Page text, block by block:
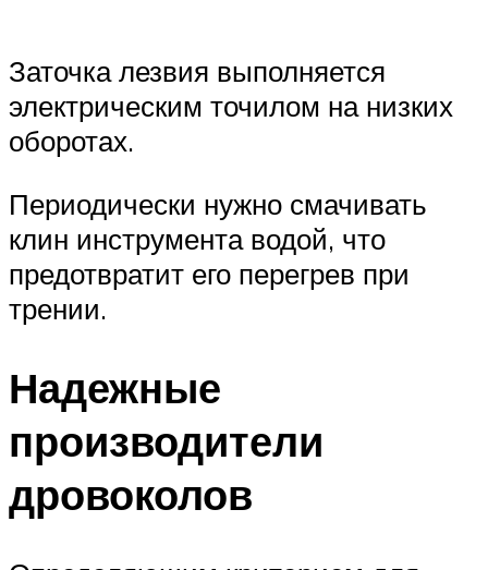
Заточка лезвия выполняется
электрическим точилом на низких
оборотах.
Периодически нужно смачивать
клин инструмента водой, что
предотвратит его перегрев при
трении.
Надежные
производители
дровоколов